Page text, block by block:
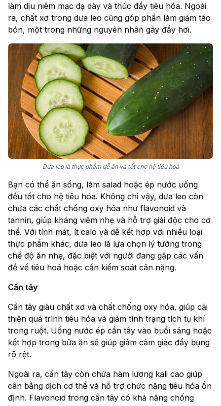
làm dịu niêm mạc dạ dày và thúc đẩy tiêu hóa. Ngoài
ra, chất xơ trong dưa leo cũng góp phần làm giảm táo
bón, một trong những nguyên nhân gây đầy hơi.
Dưa leo là thực phẩm dễ ăn và tốt cho hệ tiêu hoá
Bạn có thể ăn sống, làm salad hoặc ép nước uống
đều tốt cho hệ tiêu hóa. Không chỉ vậy, dưa leo còn
chứa các chất chống oxy hóa như flavonoid và
tannin, giúp kháng viêm nhẹ và hỗ trợ giải độc cho cơ
thể. Với tính mát, ít calo và dễ kết hợp với nhiều loại
thực phẩm khác, dưa leo là lựa chọn lý tưởng trong
chế độ ăn nhẹ, đặc biệt với người đang gặp các vấn
đề về tiêu hoá hoặc cần kiểm soát cân nặng.
Cần tây
Cần tây giàu chất xơ và chất chống oxy hóa, giúp cải
thiện quá trình tiêu hóa và giảm tình trạng tích tụ khí
trong ruột. Uống nước ép cần tây vào buổi sáng hoặc
kết hợp trong bữa ăn sẽ giúp giảm cảm giác đầy bụng
rõ rệt.
Ngoài ra, cần tây còn chứa hàm lượng kali cao giúp
cân bằng dịch cơ thể và hỗ trợ chức năng tiêu hóa ổn
định. Flavonoid trong cần tây có khả năng chống